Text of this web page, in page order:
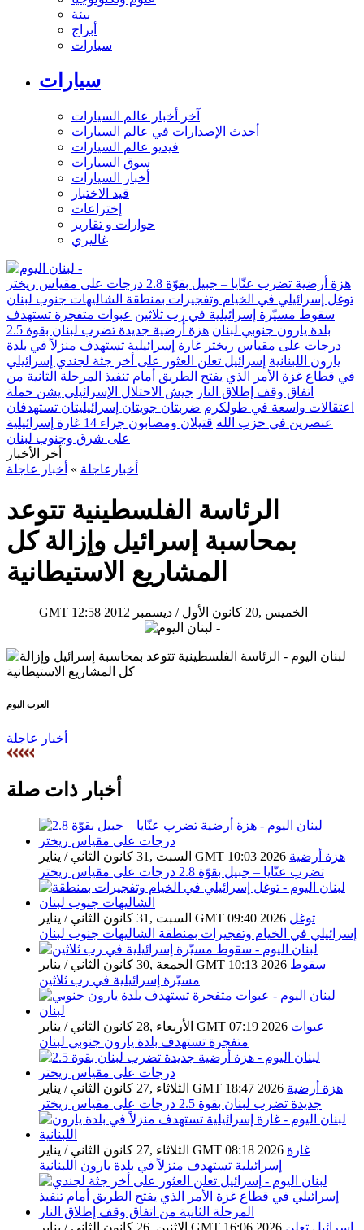
بيئة
أبراج
سيارات
سيارات
آخر أخبار عالم السيارات
أحدث الإصدارات في عالم السيارات
فيديو عالم السيارات
سوق السيارات
أخبار السيارات
قيد الاختبار
إختراعات
حوارات و تقارير
غاليري
هزة أرضية تضرب عنّايا – جبيل بقوّة 2.8 درجات على مقياس ريختر
توغل إسرائيلي في الخيام وتفجيرات بمنطقة الشاليهات جنوب لبنان
سقوط مسيّرة إسرائيلية في رب ثلاثين عبوات متفجرة تستهدف
بلدة يارون جنوبي لبنان
هزة أرضية جديدة تضرب لبنان بقوة 2.5
درجات على مقياس ريختر غارة إسرائيلية تستهدف منزلاً في بلدة
يارون اللبنانية إسرائيل تعلن العثور على أخر جثة لجندي إسرائيلي
في قطاع غزة الأمر الذي يفتح الطريق أمام تنفيذ المرحلة الثانية من
اتفاق وقف إطلاق النار جيش الاحتلال الإسرائيلي يشن حملة
اعتقالات واسعة في طولكرم ضربتان جويتان إسرائيليتان تستهدفان
عنصرين في حزب الله
قتيلان ومصابون جراء 14 غارة إسرائيلية
على شرق وجنوب لبنان
أخر الأخبار
أخبارعاجلة » أخبار عاجلة
الرئاسة الفلسطينية تتوعد
بمحاسبة إسرائيل وإزالة كل
المشاريع الاستيطانية
GMT 12:58 2012 الخميس ,20 كانون الأول / ديسمبر
العرب اليوم
أخبار عاجلة
أخبار ذات صلة
السبت ,31 كانون الثاني / يناير GMT 10:03 2026 هزة أرضية
تضرب عنّايا – جبيل بقوّة 2.8 درجات على مقياس ريختر
السبت ,31 كانون الثاني / يناير GMT 09:40 2026 توغل
إسرائيلي في الخيام وتفجيرات بمنطقة الشاليهات جنوب لبنان
الجمعة ,30 كانون الثاني / يناير GMT 10:13 2026 سقوط
مسيّرة إسرائيلية في رب ثلاثين
الأربعاء ,28 كانون الثاني / يناير GMT 07:19 2026 عبوات
متفجرة تستهدف بلدة يارون جنوبي لبنان
الثلاثاء ,27 كانون الثاني / يناير GMT 18:47 2026 هزة أرضية
جديدة تضرب لبنان بقوة 2.5 درجات على مقياس ريختر
الثلاثاء ,27 كانون الثاني / يناير GMT 08:18 2026 غارة
إسرائيلية تستهدف منزلاً في بلدة يارون اللبنانية
الإثنين ,26 كانون الثاني / يناير GMT 16:06 2026 إسرائيل تعلن